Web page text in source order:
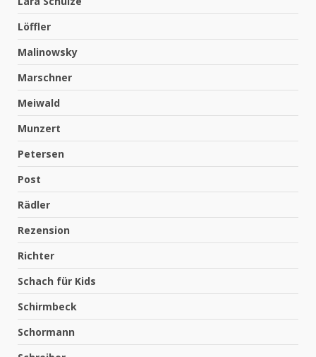
Löffler
Malinowsky
Marschner
Meiwald
Munzert
Petersen
Post
Rädler
Rezension
Richter
Schach für Kids
Schirmbeck
Schormann